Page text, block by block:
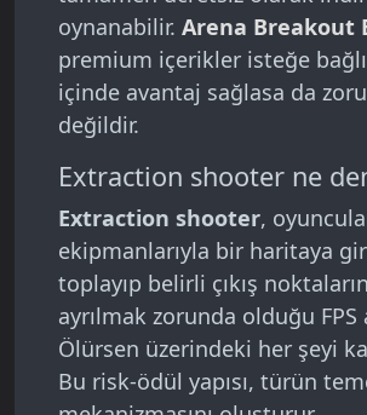
oynanabilir. Arena Breakout
premium içerikler isteğe
içinde avantaj sağlasa da
değildir.
Extraction shooter ne
Extraction shooter,
ekipmanlarıyla bir haritaya
toplayıp belirli çıkış
ayrılmak zorunda olduğu
Ölürsen üzerindeki her şeyi
Bu risk-ödül yapısı, türün